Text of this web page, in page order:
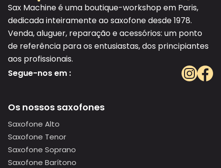
Sax Machine é uma boutique-workshop em Paris,
dedicada inteiramente ao saxofone desde 1978.
Venda, aluguer, reparação e acessórios: um ponto
de referência para os entusiastas, dos principiantes
aos profissionais.
Segue-nos em :
Os nossos saxofones
Saxofone Alto
Saxofone Tenor
Saxofone Soprano
Saxofone Barítono